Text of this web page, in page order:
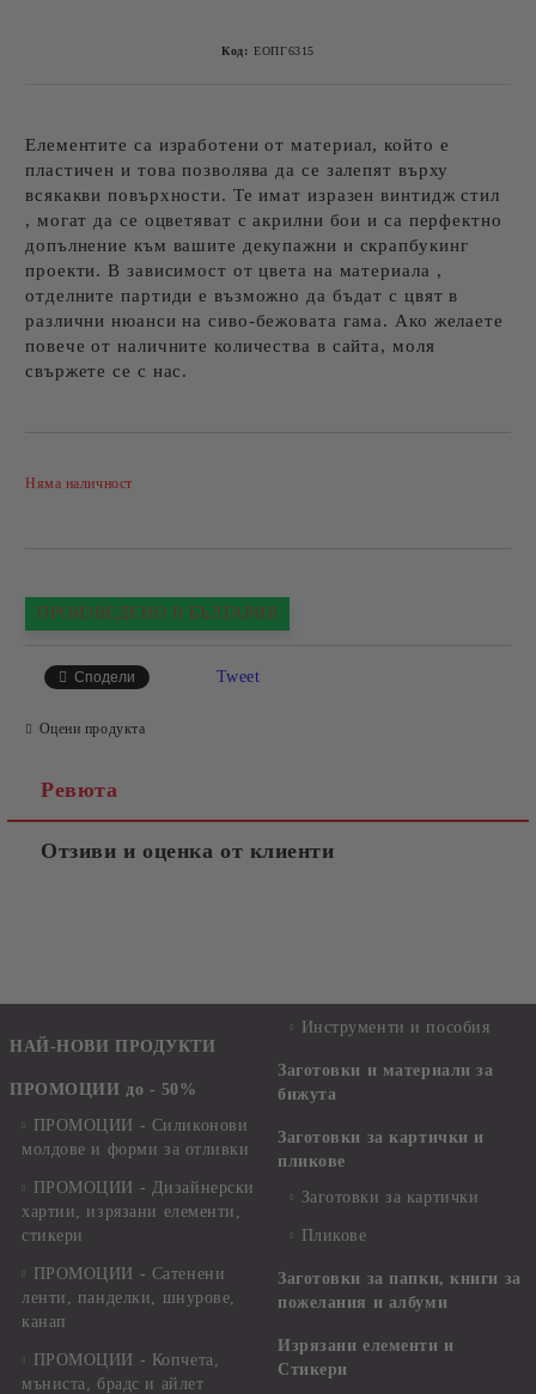
Код: ЕОПГ6315
Елементите са изработени от материал, който е
пластичен и това позволява да се залепят върху
всякакви повърхности. Те имат изразен винтидж стил
, могат да се оцветяват с акрилни бои и са перфектно
допълнение към вашите декупажни и скрапбукинг
проекти. В зависимост от цвета на материала ,
отделните партиди е възможно да бъдат с цвят в
различни нюанси на сиво-бежовата гама. Ако желаете
повече от наличните количества в сайта, моля
свържете се с нас.
Няма наличност
ПРОИЗВЕДЕНО В БЪЛГАРИЯ
Сподели Tweet
Оцени продукта
Ревюта
Отзиви и оценка от клиенти
НАЙ-НОВИ ПРОДУКТИ
ПРОМОЦИИ до - 50%
ПРОМОЦИИ - Силиконови
молдове и форми за отливки
ПРОМОЦИИ - Дизайнерски
хартии, изрязани елементи,
стикери
ПРОМОЦИИ - Сатенени
ленти, панделки, шнурове,
канап
ПРОМОЦИИ - Копчета,
мъниста, брадс и айлет
Инструменти и пособия
Заготовки и материали за
бижута
Заготовки за картички и
пликове
Заготовки за картички
Пликове
Заготовки за папки, книги за
пожелания и албуми
Изрязани елементи и
Стикери